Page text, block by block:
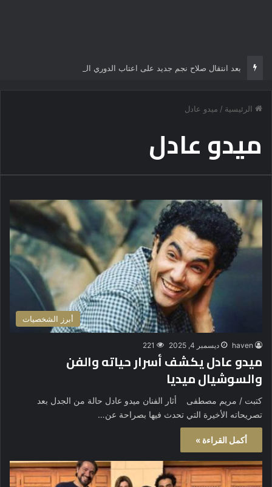
بعد انتقال صلاح نجم جديد على اعتاب الدوري التركي
الرئيسية / ميدو عادل
ميدو عادل
أبرز الشخصيات
haven ديسمبر 4, 2025 221
ميدو عادل يكشف أسرار حياته والفن
والسوشيال ميديا
كتبت / مريم مصطفى أثار الفنان ميدو عادل حالة من الجدل بعد
تصريحاته الأخيرة التي تحدث فيها بصراحة عن…
أكمل القراءة »